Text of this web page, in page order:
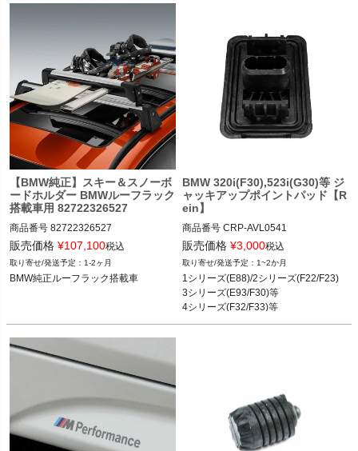
BMW X3シリーズ(F25,G01)
BMW X4シリーズ(F26,G02)
BMW X5シリーズ(F15,F85,G05)
BMW X6シリーズ(F16,F86)
【BMW純正】スキー＆スノーボ
ードホルダー BMWルーフラック
搭載車用 82722326527
商品番号 82722326527
82722326527
BMW 2シリーズ(F22,F87)
BMW 3シリーズ(E90,E91,E92,F30,F3
BMW 5シリーズ(F10,F11,F90)
BMW 7シリーズ(F01,F02,G11,G12)
BMW X1シリーズ(E84,F48)
BMW X2シリーズ(F39)
BMW X4シリーズ(F26,G02)
BMW X5シリーズ(F15,F85,G05)
BMW X6シリーズ(F16,F86)
販売価格 ¥107,100税込
1-2ヶ月
BMW純正ルーフラック搭載車
BMW 320i(F30),523i(G30)等 ジ
ャッキアップポイントパッド【R
ein】
商品番号 CRP-AVL0541
CRP-AVL0541
純正品番：51717169981
メーカー品番：AVL0541
1シリーズ：
120i/135i(E88) 08-14
0/F31/F34) 12-19
販売価格 ¥3,000税込
1~2か月
1シリーズ(E88)/2シリーズ(F22/F23)
3シリーズ(E93/F30)等
4シリーズ(F32/F33)等